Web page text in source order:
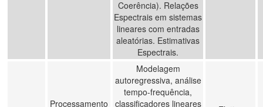
Coerência). Relações
Espectrais em sistemas
lineares com entradas
aleatórias. Estimativas
Espectrais.
Processamento
Modelagem
autoregressiva, análise
tempo-frequência,
classificadores lineares